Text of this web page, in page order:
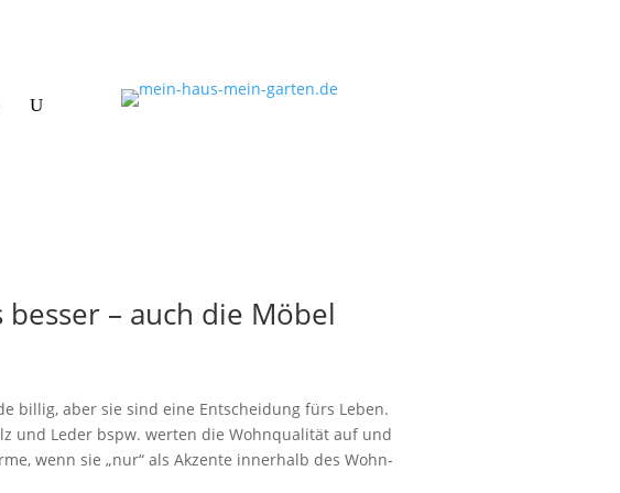
– auch die Möbel
billig, aber sie sind eine Entscheidung fürs Leben.
und Leder bspw. werten die Wohnqualität auf und
wenn sie „nur“ als Akzente innerhalb des Wohn-